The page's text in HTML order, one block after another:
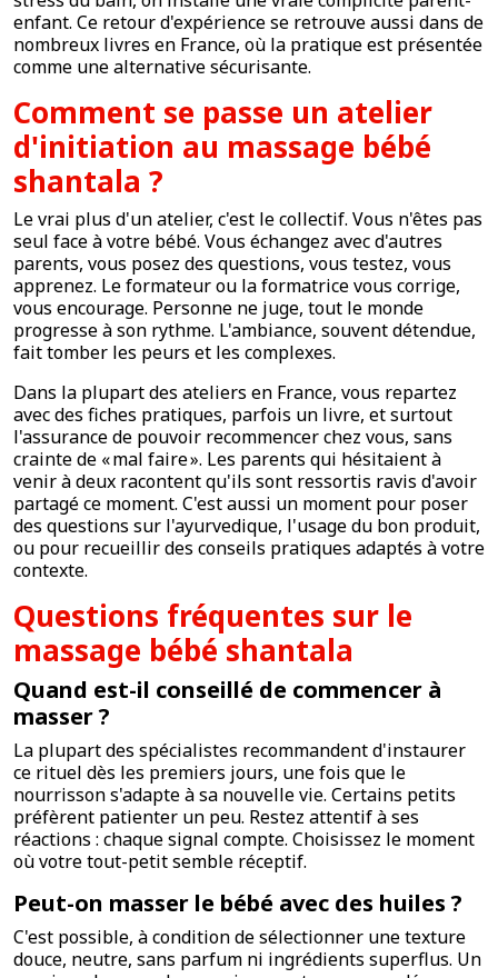
enfant. Ce retour d'expérience se retrouve aussi dans de
nombreux livres en France, où la pratique est présentée
comme une alternative sécurisante.
Comment se passe un atelier
d'initiation au massage bébé
shantala ?
Le vrai plus d'un atelier, c'est le collectif. Vous n'êtes pas
seul face à votre bébé. Vous échangez avec d'autres
parents, vous posez des questions, vous testez, vous
apprenez. Le formateur ou la formatrice vous corrige,
vous encourage. Personne ne juge, tout le monde
progresse à son rythme. L'ambiance, souvent détendue,
fait tomber les peurs et les complexes.
Dans la plupart des ateliers en France, vous repartez
avec des fiches pratiques, parfois un livre, et surtout
l'assurance de pouvoir recommencer chez vous, sans
crainte de « mal faire ». Les parents qui hésitaient à
venir à deux racontent qu'ils sont ressortis ravis d'avoir
partagé ce moment. C'est aussi un moment pour poser
des questions sur l'ayurvedique, l'usage du bon produit,
ou pour recueillir des conseils pratiques adaptés à votre
contexte.
Questions fréquentes sur le
massage bébé shantala
Quand est-il conseillé de commencer à
masser ?
La plupart des spécialistes recommandent d'instaurer
ce rituel dès les premiers jours, une fois que le
nourrisson s'adapte à sa nouvelle vie. Certains petits
préfèrent patienter un peu. Restez attentif à ses
réactions : chaque signal compte. Choisissez le moment
où votre tout-petit semble réceptif.
Peut-on masser le bébé avec des huiles ?
C'est possible, à condition de sélectionner une texture
douce, neutre, sans parfum ni ingrédients superflus. Un